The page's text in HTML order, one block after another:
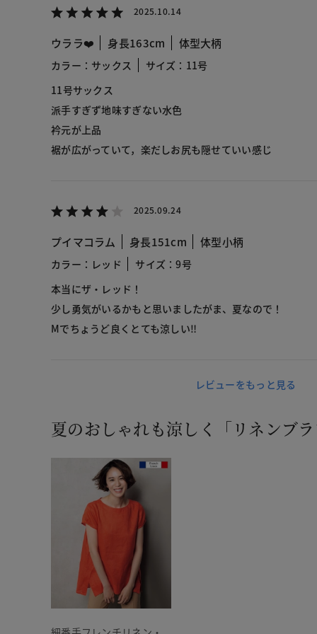
2025.10.14
ウララ❤️ 身長163cm 体型大柄
カラー：サックス
サイズ：11号
11号サックス
派手すぎず地味すぎない水色
衿元が上品
裾が広がっていて，楽だしお尻も隠せていい感じ
2025.09.24
プイマコラム 身長151cm 体型小柄
カラー：レッド
サイズ：9号
本当にザ・レッド！
少し勇気がいるかもと思いましたがま、夏なので！
Mでちょうど良くとても涼しい‼︎
レビューをもっと見る
夏のおしゃれも涼しく「リネンブ